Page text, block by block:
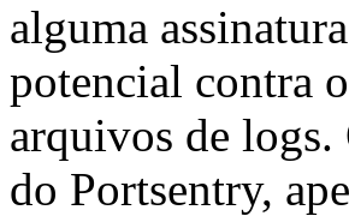
alguma
potencial contra
arquivos de
do Portsentry,